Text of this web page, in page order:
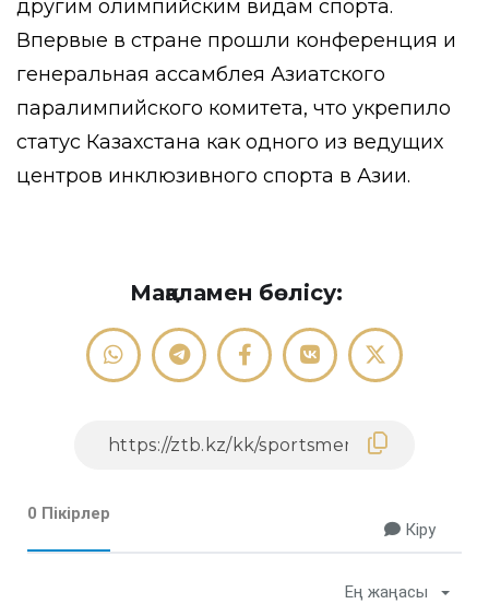
другим олимпийским видам спорта.
Впервые в стране прошли конференция и
генеральная ассамблея Азиатского
паралимпийского комитета, что укрепило
статус Казахстана как одного из ведущих
центров инклюзивного спорта в Азии.
Мақаламен бөлісу:
0 Пікірлер
Кіру
Ең жаңасы